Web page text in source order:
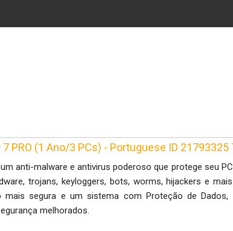
PRO (1 Ano/3 PCs) - Portuguese ID 21793325
anti-malware e antivirus poderoso que protege seu
trojans, keyloggers, bots, worms, hijackers e
mais segura e um sistema com Proteção de Dados,
melhorados.